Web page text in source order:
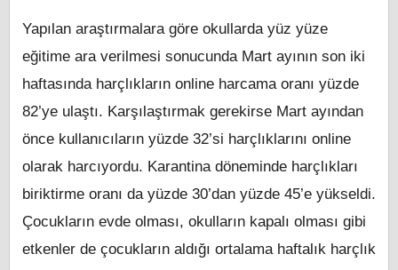
Yapılan araştırmalara göre okullarda yüz yüze
eğitime ara verilmesi sonucunda Mart ayının son iki
haftasında harçlıkların online harcama oranı yüzde
82’ye ulaştı. Karşılaştırmak gerekirse Mart ayından
önce kullanıcıların yüzde 32’si harçlıklarını online
olarak harcıyordu. Karantina döneminde harçlıkları
biriktirme oranı da yüzde 30’dan yüzde 45’e yükseldi.
Çocukların evde olması, okulların kapalı olması gibi
etkenler de çocukların aldığı ortalama haftalık harçlık